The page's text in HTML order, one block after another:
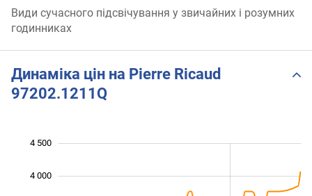
Види сучасного підсвічування у звичайних і розумних
годинниках
Динаміка цін на Pierre Ricaud
97202.1211Q
4 000
4 500